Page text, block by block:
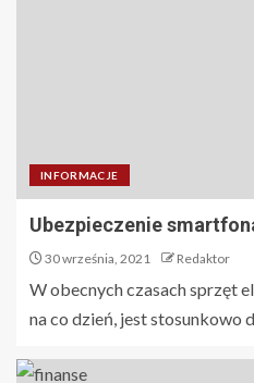
INFORMACJE
Ubezpieczenie
30 września, 2021 Redaktor
W obecnych czasach sprzęt
na co dzień, jest stosunkowo